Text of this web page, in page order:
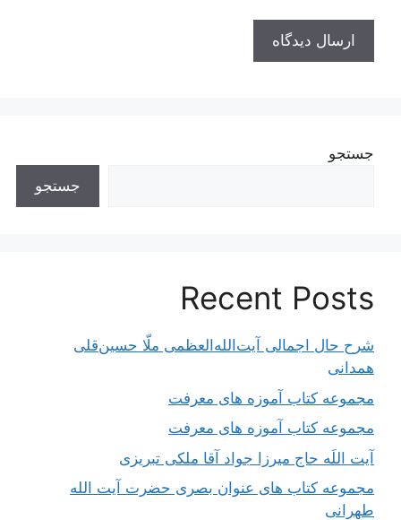
جستجو
جستجو
Recent Posts
شرح حال اجمالی آیت‌الله‌العظمی ملّا حسین‌قلی
همدانی
مجموعه کتاب آموزه های معرفت
مجموعه کتاب آموزه های معرفت
آیت اللَه حاج میرزا جواد آقا ملکی تبریزی
مجموعه کتاب های عنوان بصری حضرت آیت الله
طهرانی